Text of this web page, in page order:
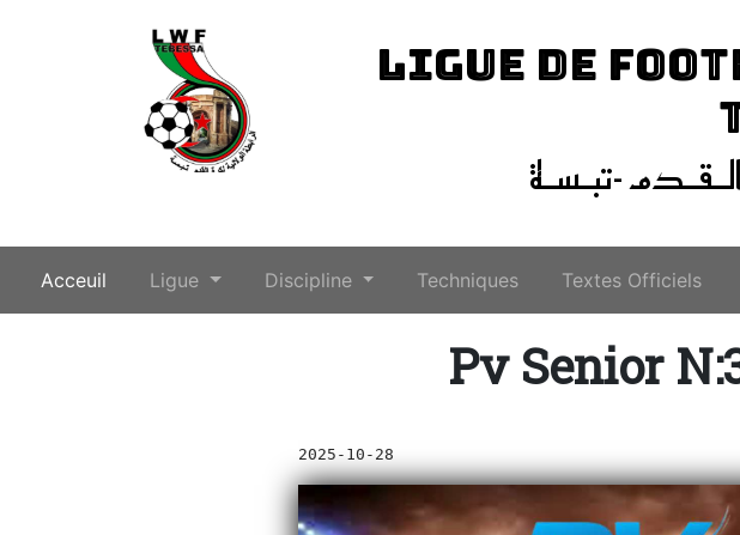
LIGUE DE
الـقـدم -تبـسـة
Acceuil (current)
Ligue Discipline Techniques Textes Officiels
Pv Senior
2025-10-28